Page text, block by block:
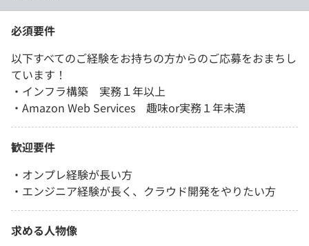
必須要件
以下すべてのご経験をお持ちの方からのご応募をおまちし
ています！
・インフラ構築 実務１年以上
・Amazon Web Services 趣味or実務１年未満
歓迎要件
・オンプレ経験が長い方
・エンジニア経験が長く、クラウド開発をやりたい方
求める人物像